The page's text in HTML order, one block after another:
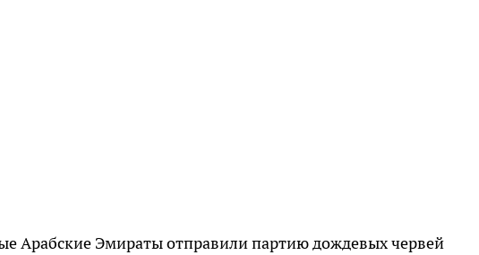
Арабские Эмираты отправили партию дождевых червей